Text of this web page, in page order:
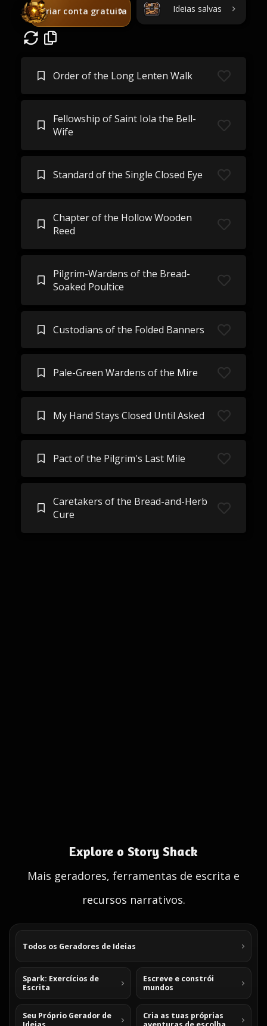
Criar conta gratuita Ideias salvas
Order of the Long Lenten Walk
Fellowship of Saint Iola the Bell-
Wife
Standard of the Single Closed Eye
Chapter of the Hollow Wooden
Reed
Pilgrim-Wardens of the Bread-
Soaked Poultice
Custodians of the Folded Banners
Pale-Green Wardens of the Mire
My Hand Stays Closed Until Asked
Pact of the Pilgrim's Last Mile
Caretakers of the Bread-and-Herb
Cure
Explore o Story Shack
Mais geradores, ferramentas de escrita e
recursos narrativos.
Todos os Geradores de Ideias
Spark: Exercícios de
Escrita
Escreve e constrói
mundos
Seu Próprio Gerador de
Cria as tuas próprias